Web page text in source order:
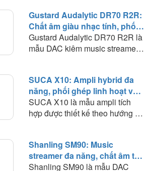
Gustard Audalytic DR70 R2R:
Chất âm giàu nhạc tính, phối
ghép linh hoạt trong hệ thống
nghe nhạc số
Gustard Audalytic DR70 R2R là
mẫu DAC kiêm music streamer
duy trì chất lượng giải mã ở mức
cao. Thay vì phải sử dụng riêng
network streamer và DAC, DR70
tích hợp cả hai chức năng trong
trúc R2R discrete cho PCM, kết
hợp khả năng giải mã DSD
SUCA X10: Ampli hybrid đa
năng, phối ghép linh hoạt và
chất âm giàu màu sắc
SUCA X10 là mẫu ampli tích
hợp được thiết kế theo hướng đa
năng gồm DAC, preamp sử
dụng bóng đèn, ampli công suất
Shanling SM90: Music
streamer đa năng, chất âm tự
nhiên và khả năng phối ghép
Shanling SM90 là mẫu DAC